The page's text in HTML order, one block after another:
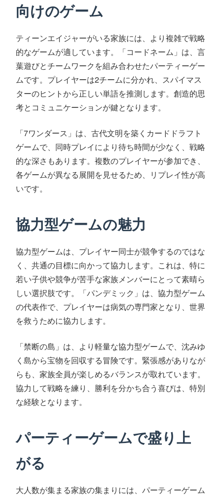
向けのゲーム
ティーンエイジャーがいる家族には、より複雑で戦略
的なゲームが適しています。「コードネーム」は、言
葉遊びとチームワークを組み合わせたパーティーゲー
ムです。プレイヤーは2チームに分かれ、スパイマス
ターのヒントから正しい単語を推測します。創造的思
考とコミュニケーションが鍵となります。
「7ワンダース」は、古代文明を築くカードドラフト
ゲームで、同時プレイにより待ち時間が少なく、戦略
的な深さもあります。複数のプレイヤーが参加でき、
各ゲームが異なる展開を見せるため、リプレイ性が高
いです。
協力型ゲームの魅力
協力型ゲームは、プレイヤー同士が競争するのではな
く、共通の目標に向かって協力します。これは、特に
若い子供や競争が苦手な家族メンバーにとって素晴ら
しい選択肢です。「パンデミック」は、協力型ゲーム
の代表作で、プレイヤーは病気の専門家となり、世界
を救うために協力します。
「禁断の島」は、より軽量な協力型ゲームで、沈みゆ
く島から宝物を回収する冒険です。緊張感がありなが
らも、家族全員が楽しめるバランスが取れています。
協力して戦略を練り、勝利を分かち合う喜びは、特別
な経験となります。
パーティーゲームで盛り上
がる
大人数が集まる家族の集まりには、パーティーゲーム